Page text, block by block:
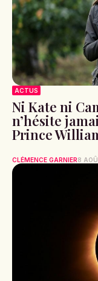
ACTUS
Ni Kate ni
n’hésite
Prince
CLÉMENCE GARNIER8